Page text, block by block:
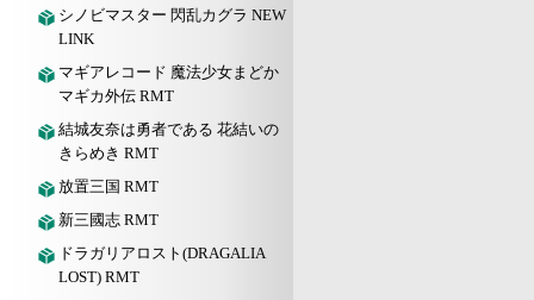
シノビマスター 閃乱カグラ NEW
LINK
マギアレコード 魔法少女まどか
マギカ外伝 RMT
結城友奈は勇者である 花結いの
きらめき RMT
放置三国 RMT
新三國志 RMT
ドラガリアロスト(DRAGALIA
LOST) RMT